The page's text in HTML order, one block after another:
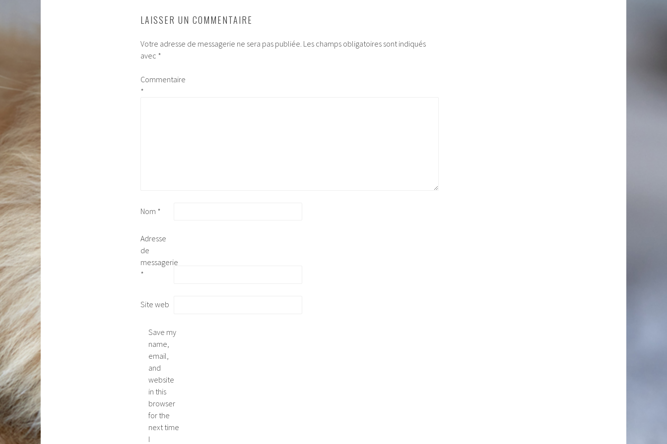
LAISSER UN COMMENTAIRE
Votre adresse de messagerie ne sera pas publiée. Les champs obligatoires sont indiqués
avec *
Commentaire
*
Nom *
Adresse
de
messagerie
*
Site web
Save my
name,
email,
and
website
in this
browser
for the
next time
I